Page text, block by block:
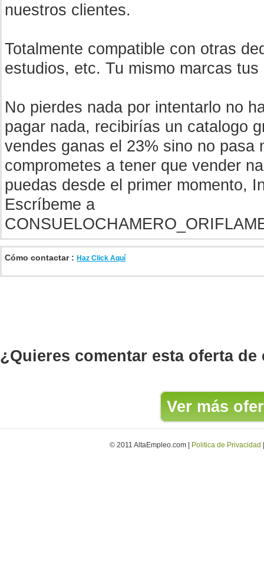
nuestros clientes.
Totalmente compatible con otras
estudios, etc. Tu mismo marcas tus
No pierdes nada por intentarlo no
pagar nada, recibirías un catalogo
vendes ganas el 23% sino no pasa
comprometes a tener que vender
puedas desde el primer momento,
Escríbeme a
Cómo contactar : Haz Click Aquí
¿Quieres comentar esta oferta de
Ver más
© 2011 AltaEmpleo.com | Politica de Privacidad